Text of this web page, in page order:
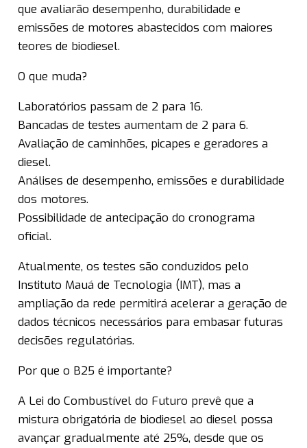
que avaliarão desempenho, durabilidade e
emissões de motores abastecidos com maiores
teores de biodiesel.
O que muda?
Laboratórios passam de 2 para 16.
Bancadas de testes aumentam de 2 para 6.
Avaliação de caminhões, picapes e geradores a
diesel.
Análises de desempenho, emissões e durabilidade
dos motores.
Possibilidade de antecipação do cronograma
oficial.
Atualmente, os testes são conduzidos pelo
Instituto Mauá de Tecnologia (IMT), mas a
ampliação da rede permitirá acelerar a geração de
dados técnicos necessários para embasar futuras
decisões regulatórias.
Por que o B25 é importante?
A Lei do Combustível do Futuro prevê que a
mistura obrigatória de biodiesel ao diesel possa
avançar gradualmente até 25%, desde que os